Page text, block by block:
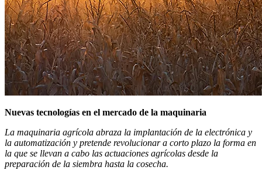
Nuevas tecnologías en el mercado de la maquinaria
La maquinaria agrícola abraza la implantación de la electrónica y
la automatización y pretende revolucionar a corto plazo la forma en
la que se llevan a cabo las actuaciones agrícolas desde la
preparación de la siembra hasta la cosecha.